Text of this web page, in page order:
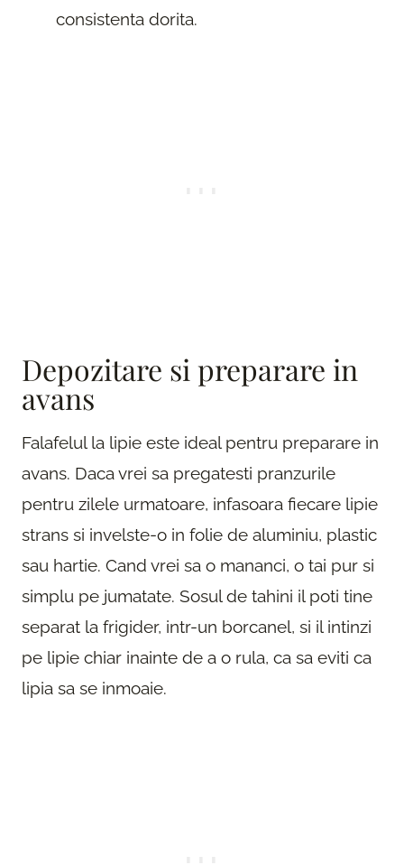
consistenta dorita.
Depozitare si preparare in
avans
Falafelul la lipie este ideal pentru preparare in
avans. Daca vrei sa pregatesti pranzurile
pentru zilele urmatoare, infasoara fiecare lipie
strans si invelste-o in folie de aluminiu, plastic
sau hartie. Cand vrei sa o mananci, o tai pur si
simplu pe jumatate. Sosul de tahini il poti tine
separat la frigider, intr-un borcanel, si il intinzi
pe lipie chiar inainte de a o rula, ca sa eviti ca
lipia sa se inmoaie.